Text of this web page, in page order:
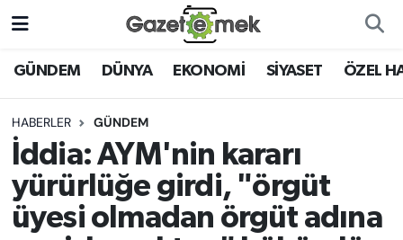
GÜNDEM DÜNYA EKONOMİ SİYASET ÖZEL
HABERLER GÜNDEM
İddia: AYM'nin kararı
yürürlüğe girdi, "örgüt
üyesi olmadan örgüt adına
DÜNYA
EKONOMİ
EMEK HABERLERİ
YENİ MEDYADA EMEK
GAZETECİLİĞİNİ GELİŞTİRMEK
Nöbetçi Eczaneler
Hava Durumu
İstanbul Namaz Vakitleri
Trafik Durumu